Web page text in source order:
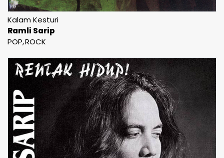
Kalam Kesturi
Ramli Sarip
POP ROCK